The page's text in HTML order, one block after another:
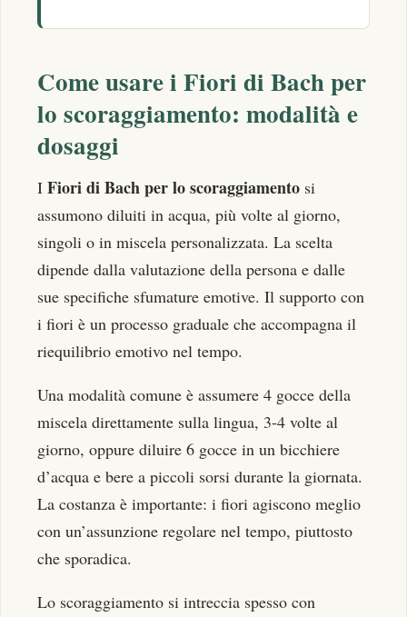
Come usare i Fiori di Bach per
lo scoraggiamento: modalità e
dosaggi
I Fiori di Bach per lo scoraggiamento si
assumono diluiti in acqua, più volte al giorno,
singoli o in miscela personalizzata. La scelta
dipende dalla valutazione della persona e dalle
sue specifiche sfumature emotive. Il supporto con
i fiori è un processo graduale che accompagna il
riequilibrio emotivo nel tempo.
Una modalità comune è assumere 4 gocce della
miscela direttamente sulla lingua, 3-4 volte al
giorno, oppure diluire 6 gocce in un bicchiere
d’acqua e bere a piccoli sorsi durante la giornata.
La costanza è importante: i fiori agiscono meglio
con un’assunzione regolare nel tempo, piuttosto
che sporadica.
Lo scoraggiamento si intreccia spesso con